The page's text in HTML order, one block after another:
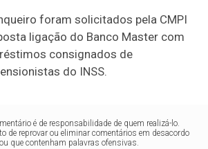
foram solicitados pela CMPI
ligação do Banco Master com
consignados de
do INSS.
é de responsabilidade de quem realizá-lo.
de reprovar ou eliminar comentários em desacordo
que contenham palavras ofensivas.